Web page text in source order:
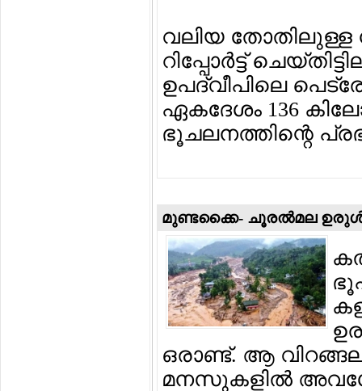
വലിയ തോതിലുള്ള
റിപ്പോര്‍ട്ട്
ഉപദ്വീപിലെ
ഏകദേശം 136
ഭൂചലനത്തിന്റെ
മുണ്ടക്കൈ- ചൂരല്‍മല
ഒരാണ്ട്. ആ
മനസുകളില്‍